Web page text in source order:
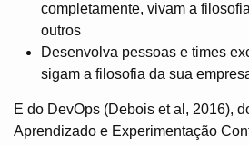
completamente, vivam a
outros
Desenvolva pessoas e times
sigam a filosofia da sua
E do DevOps (Debois et al, 2016),
Aprendizado e Experimentação